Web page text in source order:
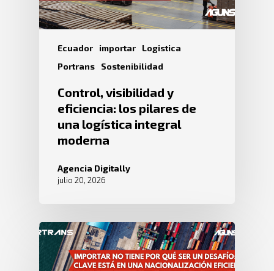
Ecuador importar
Logistica
Portrans
Sostenibilidad
Control, visibilidad y
eficiencia: los pilares de
una logística integral
moderna
Agencia Digitally
julio 20, 2026